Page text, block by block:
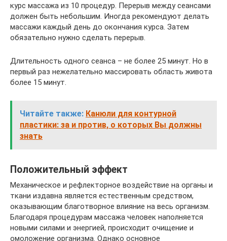
курс массажа из 10 процедур. Перерыв между сеансами
должен быть небольшим. Иногда рекомендуют делать
массажи каждый день до окончания курса. Затем
обязательно нужно сделать перерыв.
Длительность одного сеанса – не более 25 минут. Но в
первый раз нежелательно массировать область живота
более 15 минут.
Читайте также: Канюли для контурной
пластики: за и против, о которых Вы должны
знать
Положительный эффект
Механическое и рефлекторное воздействие на органы и
ткани издавна является естественным средством,
оказывающим благотворное влияние на весь организм.
Благодаря процедурам массажа человек наполняется
новыми силами и энергией, происходит очищение и
омоложение организма. Однако основное